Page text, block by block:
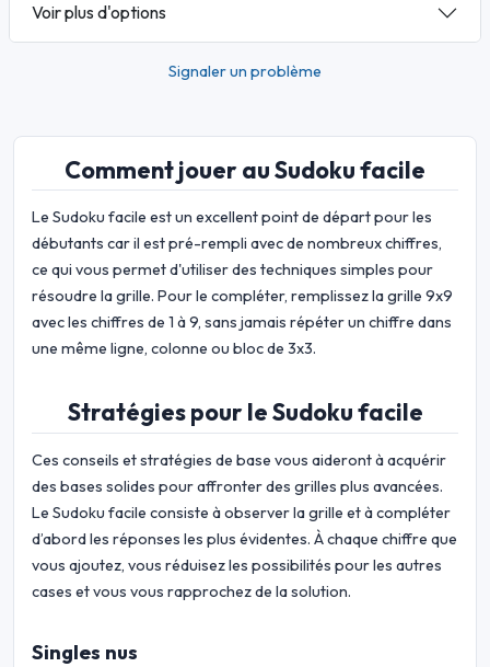
Voir plus d'options
Signaler un problème
Comment jouer au Sudoku facile
Le Sudoku facile est un excellent point de départ pour les
débutants car il est pré-rempli avec de nombreux chiffres,
ce qui vous permet d'utiliser des techniques simples pour
résoudre la grille. Pour le compléter, remplissez la grille 9x9
avec les chiffres de 1 à 9, sans jamais répéter un chiffre dans
une même ligne, colonne ou bloc de 3x3.
Stratégies pour le Sudoku facile
Ces conseils et stratégies de base vous aideront à acquérir
des bases solides pour affronter des grilles plus avancées.
Le Sudoku facile consiste à observer la grille et à compléter
d’abord les réponses les plus évidentes. À chaque chiffre que
vous ajoutez, vous réduisez les possibilités pour les autres
cases et vous vous rapprochez de la solution.
Singles nus